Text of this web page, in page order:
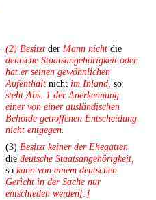
(2) Besitzt der Mann nicht die
deutsche Staatsangehörigkeit oder
hat er seinen gewöhnlichen
Aufenthalt nicht im Inland, so
steht Abs. 1 der Anerkennung
einer von einer ausländischen
Behörde getroffenen Entscheidung
nicht entgegen.
(3) Besitzt keiner der Ehegatten
die deutsche Staatsangehörigkeit,
so kann von einem deutschen
Gericht in der Sache nur
entschieden werden[:]